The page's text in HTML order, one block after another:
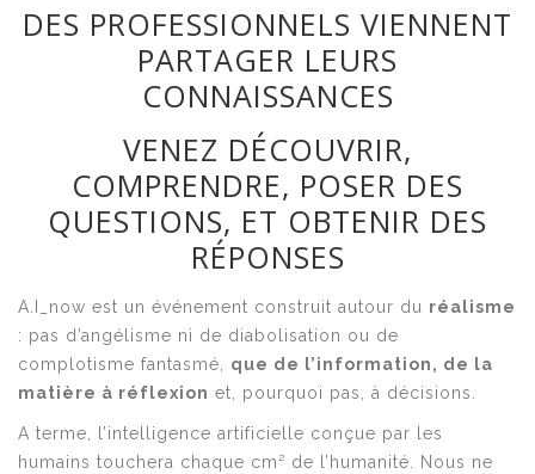
DES PROFESSIONNELS VIENNENT
PARTAGER LEURS
CONNAISSANCES
VENEZ DÉCOUVRIR,
COMPRENDRE, POSER DES
QUESTIONS, ET OBTENIR DES
RÉPONSES
A.I_now est un événement construit autour du réalisme
: pas d’angélisme ni de diabolisation ou de
complotisme fantasmé, que de l’information, de la
matière à réflexion et, pourquoi pas, à décisions.
A terme, l’intelligence artificielle conçue par les
humains touchera chaque cm² de l’humanité. Nous ne